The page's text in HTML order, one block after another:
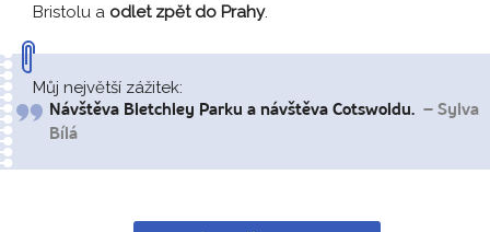
Bristolu a odlet zpět do Prahy.
Můj největší zážitek:
Návštěva Bletchley Parku a návštěva Cotswoldu. – Sylva
Bílá